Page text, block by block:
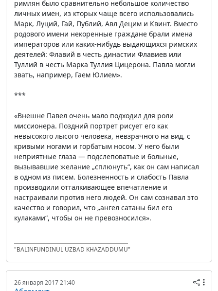
римлян было сравнительно небольшое количество
личных имен, из кторых чаще всего использовались
Марк, Луций, Гай, Публий, Авл Децим и Квинт. Вместо
родового имени некоренные граждане брали имена
императоров или каких-нибудь выдающихся римских
деятелей: Флавий в честь династии Флавиев или
Туллий в честь Марка Туллия Цицерона. Павла могли
звать, например, Гаем Юлием».
***
«Внешне Павел очень мало подходил для роли
миссионера. Поздний портрет рисует его как
невысокого лысого человека, невзрачного на вид, с
кривыми ногами и горбатым носом. У него были
неприятные глаза — подслеповатые и больные,
вызывавшие желание „сплюнуть“, как он сам написал
в одном из писем. Болезненность и слабость Павла
производили отталкивающее впечатление и
настраивали против него людей. Он сам сознавал это
качество и говорил, что „ангел сатаны бил его
кулаками“, чтобы он не превозносился».
"BALINFUNDINUL UZBAD KHAZADDUMU"
26 января 2017 21:40